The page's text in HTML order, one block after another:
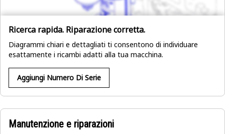
Ricerca rapida. Riparazione corretta.
Diagrammi chiari e dettagliati ti consentono di individuare
esattamente i ricambi adatti alla tua macchina.
Aggiungi Numero Di Serie
Manutenzione e riparazioni